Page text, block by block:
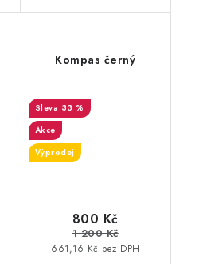
Kompas černý
33 %
Akce
Výprodej
661,16 Kč bez DPH
800 Kč
1 200 Kč